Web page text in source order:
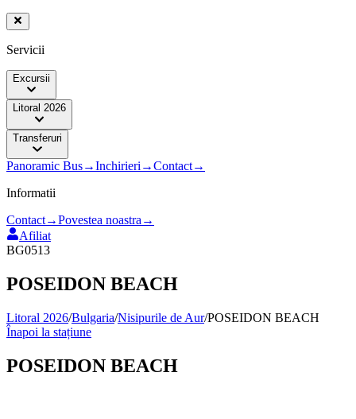
Servicii
Excursii
Litoral 2026
Transferuri
Panoramic Bus→Inchirieri →Contact→
Informatii
Contact→Povestea noastra →
Afiliat
BG0513
POSEIDON BEACH
Litoral 2026/Bulgaria/Nisipurile de Aur/POSEIDON BEACH
Înapoi la stațiune
POSEIDON BEACH